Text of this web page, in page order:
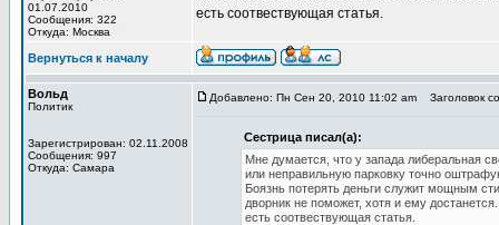
01.07.2010
Сообщения: 322
Откуда: Москва
есть соотвествующая статья.
Вернуться к началу
Вольд
Политик
Зарегистрирован: 02.11.2008
Сообщения: 997
Откуда: Самара
Добавлено: Пн Сен 20, 2010 11:02 am Заголовок
Сестрица писал(а):
Мне думается, что у запада либеральная
или неправильную парковку точно
Боязнь потерять деньги служит мощным
дворник не поможет, хотя и ему
есть соотвествующая статья.